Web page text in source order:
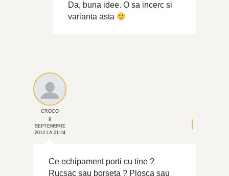
Da, buna idee. O sa incerc si
varianta asta
CROCO
9
SEPTEMBRIE
2013 LA 01:24
Ce echipament porti cu tine ?
Rucsac sau borseta ? Plosca sau